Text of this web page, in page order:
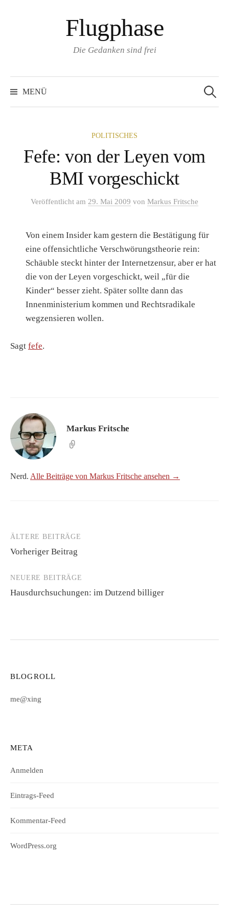
Flugphase
Die Gedanken sind frei
MENÜ
nach:
POLITISCHES
Fefe: von der Leyen vom
BMI vorgeschickt
Veröffentlicht am 29. Mai 2009 von Markus Fritsche
Von einem Insider kam gestern die Bestätigung für
eine offensichtliche Verschwörungstheorie rein:
Schäuble steckt hinter der Internetzensur, aber er hat
die von der Leyen vorgeschickt, weil „für die
Kinder“ besser zieht. Später sollte dann das
Innenministerium kommen und Rechtsradikale
wegzensieren wollen.
Sagt fefe.
Markus Fritsche
Nerd. Alle Beiträge von Markus Fritsche ansehen →
Beitragsnavigation
ÄLTERE BEITRÄGE
Vorheriger Beitrag
NEUERE BEITRÄGE
Hausdurchsuchungen: im Dutzend billiger
BLOGROLL
me@xing
META
Anmelden
Eintrags-Feed
Kommentar-Feed
WordPress.org